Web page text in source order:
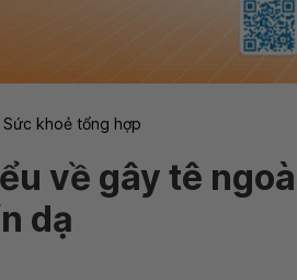
Sức khoẻ tổng hợp
về gây tê
dạ